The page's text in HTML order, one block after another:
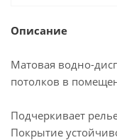
Описание
Матовая водно-
потолков в
Подчеркивает
Покрытие